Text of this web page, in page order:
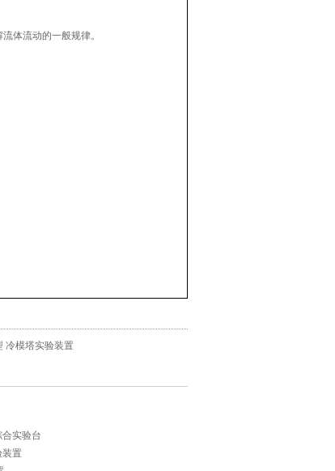
体流动的一般规律。
冷模塔实验装置
实验台
装置